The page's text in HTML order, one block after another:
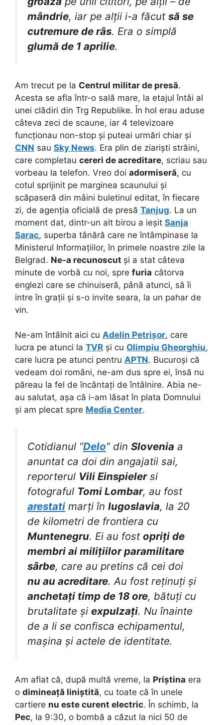
mândrie, iar pe alții i-a făcut să se
cutremure de râs. Era o simplă
glumă de 1 aprilie.
Am trecut pe la Centrul militar de presă.
Acesta se afla într-o sală mare, la etajul întâi al
unei clădiri din Trg Republike. În hol erau aduse
câteva zeci de scaune, iar 4 televizoare
funcționau non-stop și puteai urmări chiar și
CNN sau Sky News. Era plin de ziariști străini,
care completau cereri de acreditare, scriau sau
vorbeau la telefon. Vreo doi adormiseră, cu
cotul sprijinit pe marginea scaunului și
scăpaseră din mâini buletinul editat, în fiecare
zi, de agenția oficială de presă Tanjug. La un
moment dat, dintr-un alt birou a ieșit Sanja
Sarac, superba tânără care ne întâmpinase la
Ministerul Informațiilor, în primele noastre zile la
Belgrad. Ne-a recunoscut și a stat câteva
minute de vorbă cu noi, spre furia câtorva
englezi care se chinuiseră, până atunci, să îi
intre în grații și s-o invite seara, la un pahar de
vin.
Ne-am întâlnit aici cu Adelin Petrișor, care
lucra pe atunci la TVR și cu Olimpiu Gheorghiu,
care lucra pe atunci pentru APTN. Bucuroși că
vedeam doi români, ne-am dus spre ei, însă nu
păreau la fel de încântați de întâlnire. Abia ne-
au salutat, așa că i-am lăsat în plata Domnului
și am plecat spre Media Center.
Cotidianul “Delo” din Slovenia a
anuntat ca doi din angajatii sai,
reporterul Vili Einspielersi
fotograful Tomi Lombar, au fost
arestati marți în Iugoslavia, la 20
de kilometri de frontiera cu
Muntenegru. Ei au fost opriți de
membri ai milițiilor paramilitare
sârbe, care au pretins că cei doi
nu au acreditare. Au fost reținuți și
anchetați timp de 18 ore, bătuți cu
brutalitate și expulzați. Nu înainte
de a li se confisca echipamentul,
mașina și actele de identitate.
Am aflat că, după multă vreme, la Priștina era
o dimineață liniștită, cu toate că în unele
cartiere nu este curent electric. În schimb, la
Pec, la 9:30, o bombă a căzut la nici 50 de